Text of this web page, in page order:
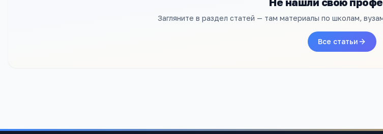
Загляните в раздел статей — там материалы по школам,
Все статьи